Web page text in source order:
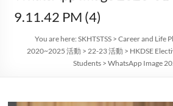
9.11.42 PM (4)
You are here:SKHTSTSS >Career and Life
2020~2025 活動 >22-23 活動 > HKDSE
Students >WhatsApp Image